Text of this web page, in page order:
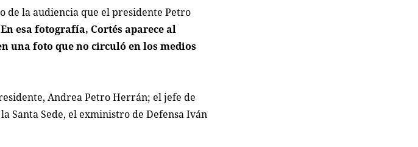
de la audiencia que el presidente Petro
En esa fotografía, Cortés aparece al
una foto que no circuló en los medios
Andrea Petro Herrán; el jefe de
Santa Sede, el exministro de Defensa Iván